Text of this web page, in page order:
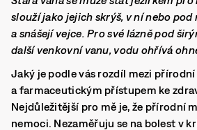
slouží jako jejich skrýš, v ní nebo
a snášejí vejce. Pro své lázně pod
další venkovní vanu, vodu ohřívá
Jaký je podle vás rozdíl mezi
a farmaceutickým přístupem ke
Nejdůležitější pro mě je, že přírodní
nemoci. Nezaměřuju se na bolest v